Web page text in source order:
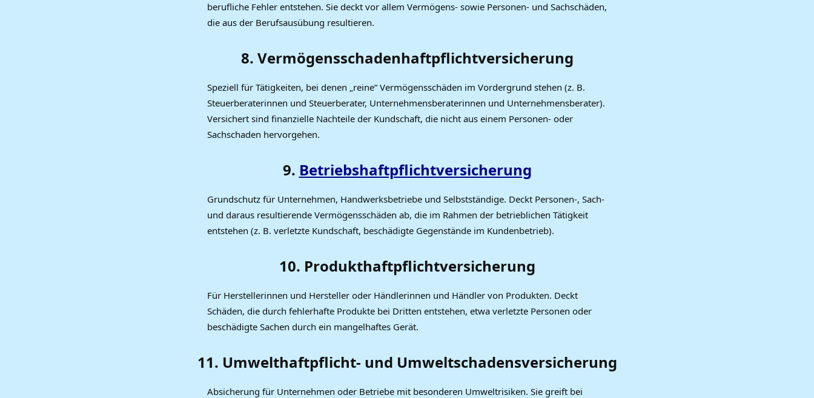
berufliche Fehler entstehen. Sie deckt vor allem Vermögens- sowie Personen- und Sachschäden,
die aus der Berufsausübung resultieren.
8. Vermögensschadenhaftpflichtversicherung
Speziell für Tätigkeiten, bei denen „reine“ Vermögensschäden im Vordergrund stehen (z. B.
Steuerberaterinnen und Steuerberater, Unternehmensberaterinnen und Unternehmensberater).
Versichert sind finanzielle Nachteile der Kundschaft, die nicht aus einem Personen- oder
Sachschaden hervorgehen.
9. Betriebshaftpflichtversicherung
Grundschutz für Unternehmen, Handwerksbetriebe und Selbstständige. Deckt Personen-, Sach-
und daraus resultierende Vermögensschäden ab, die im Rahmen der betrieblichen Tätigkeit
entstehen (z. B. verletzte Kundschaft, beschädigte Gegenstände im Kundenbetrieb).
10. Produkthaftpflichtversicherung
Für Herstellerinnen und Hersteller oder Händlerinnen und Händler von Produkten. Deckt
Schäden, die durch fehlerhafte Produkte bei Dritten entstehen, etwa verletzte Personen oder
beschädigte Sachen durch ein mangelhaftes Gerät.
11. Umwelthaftpflicht- und Umweltschadensversicherung
Absicherung für Unternehmen oder Betriebe mit besonderen Umweltrisiken. Sie greift bei